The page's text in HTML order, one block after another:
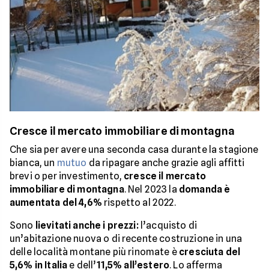
Cresce il mercato immobiliare di montagna
Che sia per avere una seconda casa durante la stagione
bianca, un mutuo da ripagare anche grazie agli affitti
brevi o per investimento, cresce il mercato
immobiliare di montagna. Nel 2023 la domanda è
aumentata del 4,6% rispetto al 2022.
Sono lievitati anche i prezzi:l’acquisto di
un’abitazione nuova o di recente costruzione in una
delle località montane più rinomate è cresciuta del
5,6% in Italia e dell’11,5% all’estero. Lo afferma